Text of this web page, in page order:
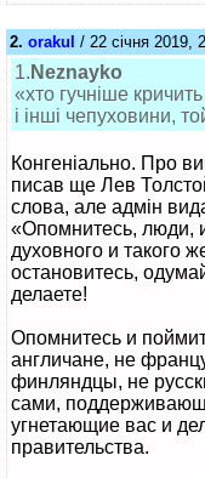
2. orakul / 22 січня 2019,
1. Neznayko
«хто гучніше
і інші чепуховини,
Конгеніально. Про
писав ще Лев
слова, але адмін
«Опомнитесь, люди,
духовного и такого
остановитесь,
делаете!
Опомнитесь и
англичане, не
финляндцы, не
сами,
угнетающие вас и
правительства.